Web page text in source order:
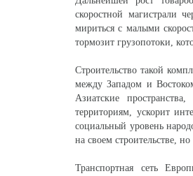
скоростной магистрали
мириться с малыми
тормозит грузопотоки,
Строительство такой
между Западом и
Азиатские
территориям, ускорит
социальный уровень
на своем строительстве,
Транспортная сеть